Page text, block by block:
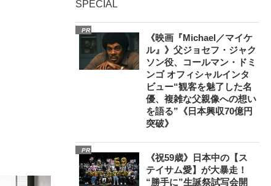
SPECIAL
PR
《映画『Michael／マイケ
ル』》父ジョセフ・ジャク
ソン役、コールマン・ドミ
ンゴ オフィシャルインタ
ビュー“観客を魅了した名
優、複雑な父親像への想い
を語る”《日本興収70億円
突破》
PR
《祝59歳》日本中の【ス
テイサム愛】が大暴走！
“勝手に”生誕祭試写会開